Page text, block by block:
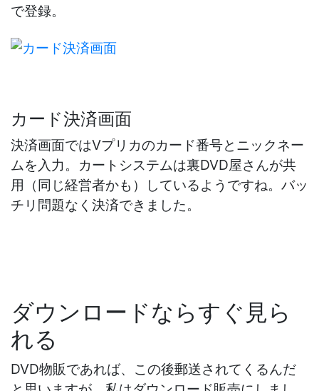
で登録。
カード決済画面
決済画面ではVプリカのカード番号とニックネー
ムを入力。カートシステムは裏DVD屋さんが共
用（同じ経営者かも）しているようですね。バッ
チリ問題なく決済できました。
ダウンロードならすぐ見ら
れる
DVD物販であれば、この後郵送されてくるんだ